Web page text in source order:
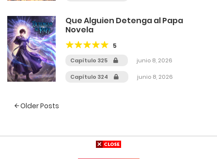
Que Alguien Detenga al Papa
Novela
5
Capítulo 325 junio 8, 2026
Capítulo 324 junio 8, 2026
Posts
Older Posts